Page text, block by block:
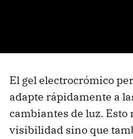
El gel electrocrómico
adapte rápidamente a
cambiantes de luz. Esto
visibilidad sino que